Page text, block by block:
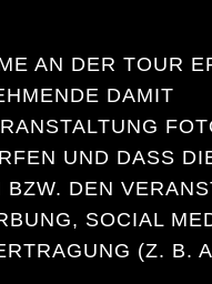
AN DER TOUR
DAMIT
UND DASS
DEN
SOCIAL
(Z. B.